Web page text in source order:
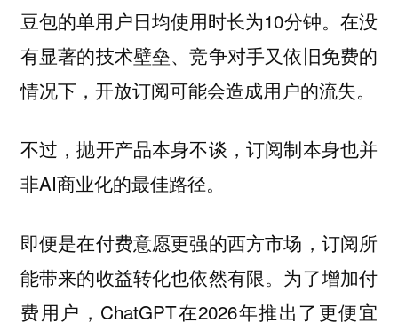
豆包的单用户日均使用时长为10分钟。在没
有显著的技术壁垒、竞争对手又依旧免费的
情况下，开放订阅可能会造成用户的流失。
不过，抛开产品本身不谈，订阅制本身也并
非AI商业化的最佳路径。
即便是在付费意愿更强的西方市场，订阅所
能带来的收益转化也依然有限。为了增加付
费用户，ChatGPT在2026年推出了更便宜